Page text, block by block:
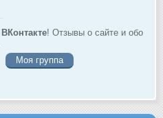
ВКонтакте! Отзывы о сайте и обо
Моя группа